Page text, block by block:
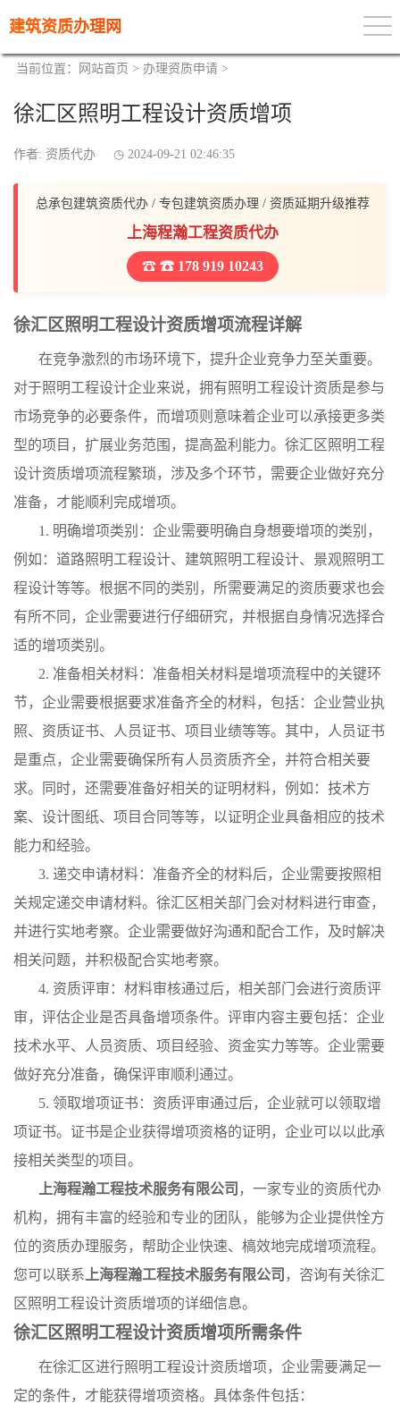
建筑资质办理网
当前位置： 网站首页 > 办理资质申请 >
徐汇区照明工程设计资质增项
作者: 资质代办 2024-09-21 02:46:35
总承包建筑资质代办 / 专包建筑资质办理 / 资质延期升级推荐
上海程瀚工程资质代办
☎ 178 919 10243
徐汇区照明工程设计资质增项流程详解
在竞争激烈的市场环境下，提升企业竞争力至关重要。
对于照明工程设计企业来说，拥有照明工程设计资质是参与
市场竞争的必要条件，而增项则意味着企业可以承接更多类
型的项目，扩展业务范围，提高盈利能力。徐汇区照明工程
设计资质增项流程繁琐，涉及多个环节，需要企业做好充分
准备，才能顺利完成增项。
1. 明确增项类别：企业需要明确自身想要增项的类别，
例如：道路照明工程设计、建筑照明工程设计、景观照明工
程设计等等。根据不同的类别，所需要满足的资质要求也会
有所不同，企业需要进行仔细研究，并根据自身情况选择合
适的增项类别。
2. 准备相关材料：准备相关材料是增项流程中的关键环
节，企业需要根据要求准备齐全的材料，包括：企业营业执
照、资质证书、人员证书、项目业绩等等。其中，人员证书
是重点，企业需要确保所有人员资质齐全，并符合相关要
求。同时，还需要准备好相关的证明材料，例如：技术方
案、设计图纸、项目合同等等，以证明企业具备相应的技术
能力和经验。
3. 递交申请材料：准备齐全的材料后，企业需要按照相
关规定递交申请材料。徐汇区相关部门会对材料进行审查，
并进行实地考察。企业需要做好沟通和配合工作，及时解决
相关问题，并积极配合实地考察。
4. 资质评审：材料审核通过后，相关部门会进行资质评
审，评估企业是否具备增项条件。评审内容主要包括：企业
技术水平、人员资质、项目经验、资金实力等等。企业需要
做好充分准备，确保评审顺利通过。
5. 领取增项证书：资质评审通过后，企业就可以领取增
项证书。证书是企业获得增项资格的证明，企业可以以此承
接相关类型的项目。
上海程瀚工程技术服务有限公司 ，一家专业的资质代办
机构，拥有丰富的经验和专业的团队，能够为企业提供恮方
位的资质办理服务，帮助企业快速、槁效地完成增项流程。
您可以联系 上海程瀚工程技术服务有限公司 ，咨询有关徐汇
区照明工程设计资质增项的详细信息。
徐汇区照明工程设计资质增项所需条件
在徐汇区进行照明工程设计资质增项，企业需要满足一
定的条件，才能获得增项资格。具体条件包括：